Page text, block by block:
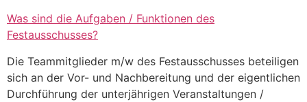
Was sind die Aufgaben / Funktionen des
Festausschusses?
Die Teammitglieder m/w des Festausschusses beteiligen
sich an der Vor- und Nachbereitung und der eigentlichen
Durchführung der unterjährigen Veranstaltungen /